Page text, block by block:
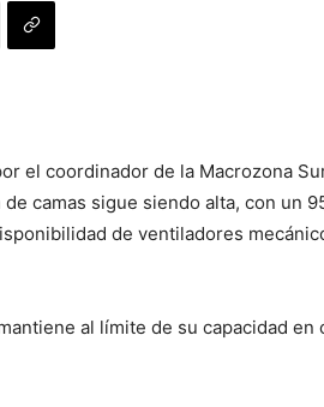
el coordinador de la Macrozona
camas sigue siendo alta, con un
de ventiladores
al límite de su capacidad en